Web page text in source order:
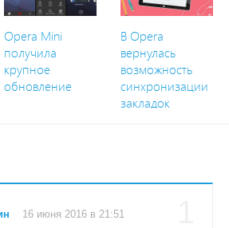
Opera Mini
получила
крупное
обновление
В Opera
вернулась
возможность
синхронизации
закладок
16 июня 2016 в 21:51